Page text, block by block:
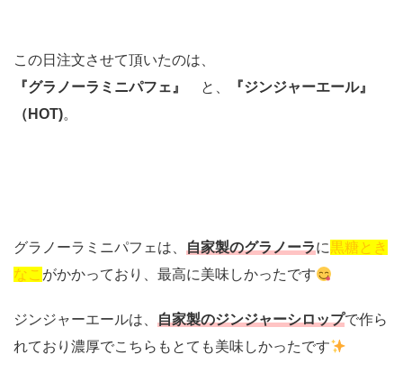
この日注文させて頂いたのは、
『グラノーラミニパフェ』
と、
『ジンジャーエール』
（HOT)。
グラノーラミニパフェは、 自家製のグラノーラに黒糖とき
なこ がかかっており、最高に美味しかったです
ジンジャーエールは、 自家製のジンジャーシロップで作ら
れており濃厚でこちらもとても美味しかったです